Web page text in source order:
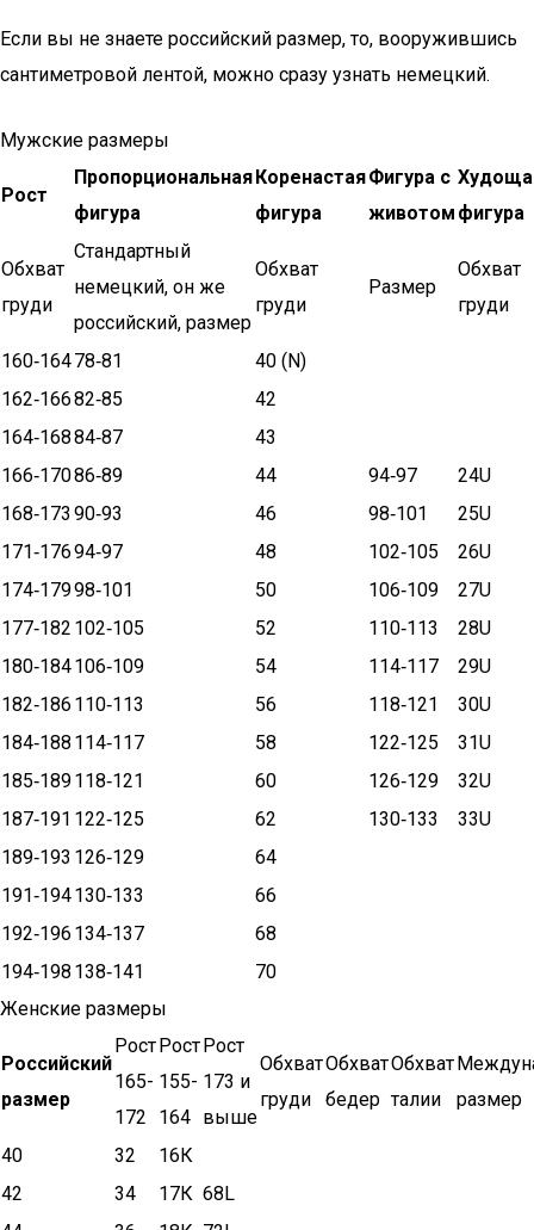
Если вы не знаете российский размер, то, вооружившись
сантиметровой лентой, можно сразу узнать немецкий.
Мужские размеры
Рост
Пропорциональная
фигура
Коренастая
фигура
Фигура с
животом фигура
Обхват
груди
Стандартный
немецкий, он же
российский, размер
Обхват
груди
Размер
Обхват
груди
160‑16478‑81
40 (N)
162‑16682‑85
42
164‑16884‑87
43
166‑17086‑89 44 94‑97
24U
168‑173 90‑93 46 98‑101
25U
171‑17694‑97 48 102‑105
26U
174‑17998‑101 50 106‑109
27U
177‑182 102‑105 52 110‑113
28U
180‑184106‑109 54 114‑117
29U
182‑186 110‑113 56 118‑121
30U
184‑188 114‑117 58 122‑125
31U
185‑189118‑121 60 126‑129
32U
187‑191 122‑125 62 130‑133
33U
189‑193 126‑129
64
191‑194130‑133
66
192‑196 134‑137
68
194‑198 138‑141
70
Женские размеры
Российский
размер
Рост
165-
172
Рост
155-
164
Рост
173 и
выше
Обхват
груди
Обхват
бедер
Обхват
талии
размер
40 32
16К
42
34 17К 68L